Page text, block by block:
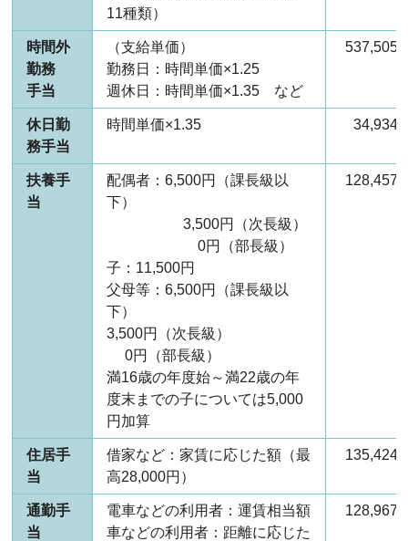
11種類）
時間外
勤務
手当
（支給単価）
勤務日：時間単価×1.25
週休日：時間単価×1.35 など
537,505
休日勤
務手当
時間単価×1.35 34,934
扶養手
当
配偶者：6,500円（課長級以
下）
3,500円（次長級）
0円（部長級）
子：11,500円
父母等：6,500円（課長級以
下）
3,500円（次長級）
0円（部長級）
満16歳の年度始～満22歳の年
度末までの子については5,000
円加算
128,457
住居手
当
借家など：家賃に応じた額（最
高28,000円）
135,424
通勤手
当
電車などの利用者：運賃相当額
車などの利用者：距離に応じた
128,967